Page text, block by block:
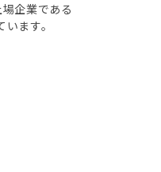
企業である
ます。